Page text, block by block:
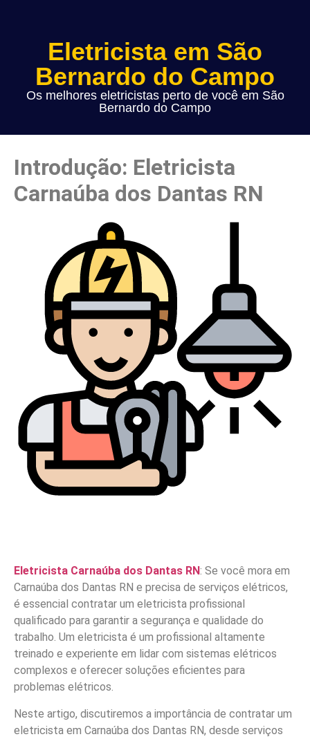
Eletricista em São
Bernardo do Campo
Os melhores eletricistas perto de você em São
Bernardo do Campo
Introdução: Eletricista
Carnaúba dos Dantas RN
Eletricista Carnaúba dos Dantas RN: Se você mora em
Carnaúba dos Dantas RN e precisa de serviços elétricos,
é essencial contratar um eletricista profissional
qualificado para garantir a segurança e qualidade do
trabalho. Um eletricista é um profissional altamente
treinado e experiente em lidar com sistemas elétricos
complexos e oferecer soluções eficientes para
problemas elétricos.
Neste artigo, discutiremos a importância de contratar um
eletricista em Carnaúba dos Dantas RN, desde serviços